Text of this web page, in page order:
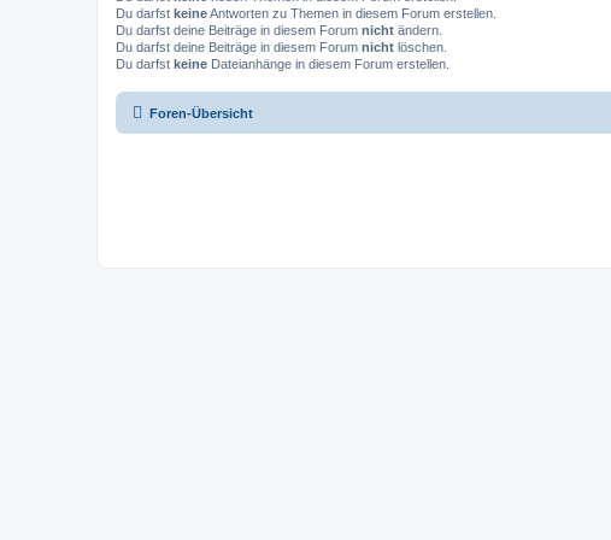
Du darfst keineAntworten zu Themen in diesem Forum erstellen.
Du darfst deine Beiträge in diesem Forum nicht ändern.
Du darfst deine Beiträge in diesem Forum nicht löschen.
Du darfst keine Dateianhänge in diesem Forum erstellen.
Foren-Übersicht